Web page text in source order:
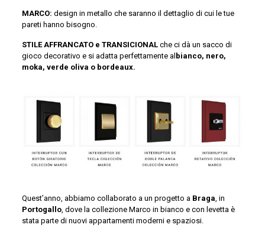
MARCO: design in metallo che saranno il dettaglio di cui le tue
pareti hanno bisogno.
STILE AFFRANCATO e TRANSICIONALche ci dà un sacco di
gioco decorativo e si adatta perfettamente al bianco, nero,
moka, verde oliva o bordeaux.
Quest’anno, abbiamo collaborato a un progetto a Braga, in
Portogallo, dove la collezione Marco in bianco e con levetta è
stata parte di nuovi appartamenti moderni e spaziosi.